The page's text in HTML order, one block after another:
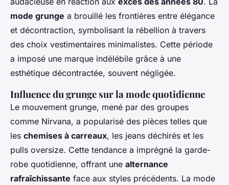
mode grunge a brouillé les frontières entre élégance
et décontraction, symbolisant la rébellion à travers
des choix vestimentaires minimalistes. Cette période
a imposé une marque indélébile grâce à une
esthétique décontractée, souvent négligée.
Influence du grunge sur la mode quotidienne
Le mouvement grunge, mené par des groupes
comme Nirvana, a popularisé des pièces telles que
les chemises à carreaux, les jeans déchirés et les
pulls oversize. Cette tendance a imprégné la garde-
robe quotidienne, offrant une alternance
rafraîchissante face aux styles précédents. La mode